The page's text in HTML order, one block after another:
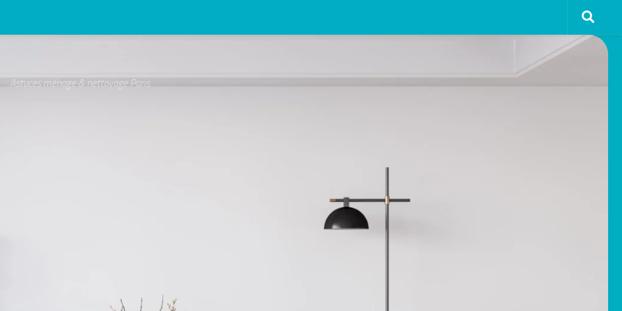
Astuces ménage & nettoyage Paris